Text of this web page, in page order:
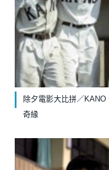
除夕電影大比拼／
奇緣